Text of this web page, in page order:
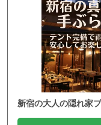
新宿の大人の隠れ家